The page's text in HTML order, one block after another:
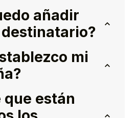
añadir
mi
que están